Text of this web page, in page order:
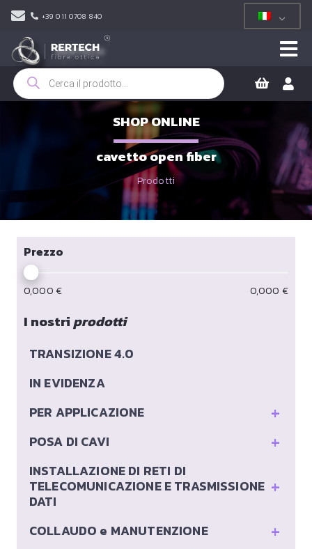
+39 011 0708 840
Ricerca
prodotti
SHOP ONLINE
cavetto open fiber
Prodotti
Prezzo
0,000 € 0,000 €
I nostriprodotti
TRANSIZIONE 4.0
IN EVIDENZA
+
PER APPLICAZIONE
+
POSA DI CAVI
+
INSTALLAZIONE DI RETI DI
TELECOMUNICAZIONE E TRASMISSIONE
DATI
+
COLLAUDO e MANUTENZIONE